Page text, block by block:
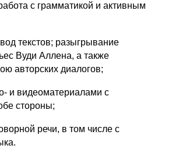
с грамматикой и активным
текстов; разыгрывание
Вуди Аллена, а также
авторских диалогов;
и видеоматериалами с
стороны;
речи, в том числе с